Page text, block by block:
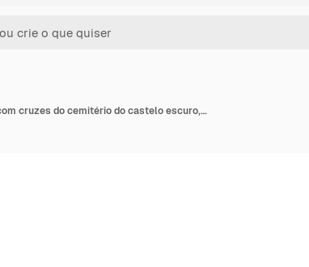
Ilustração da noite de Halloween com cruzes do cemitério do castelo escuro, árvores mortas e morcegos